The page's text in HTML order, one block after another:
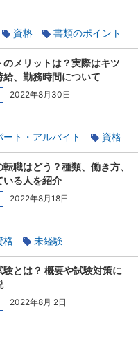
資格
書類のポイント
のメリットは？実際はキツ
給、勤務時間について
2022年8月30日
ート・アルバイト
資格
職はどう？種類、働き方、
いる人を紹介
2022年8月18日
格
未経験
験とは？ 概要や試験対策に
2022年8月 2日